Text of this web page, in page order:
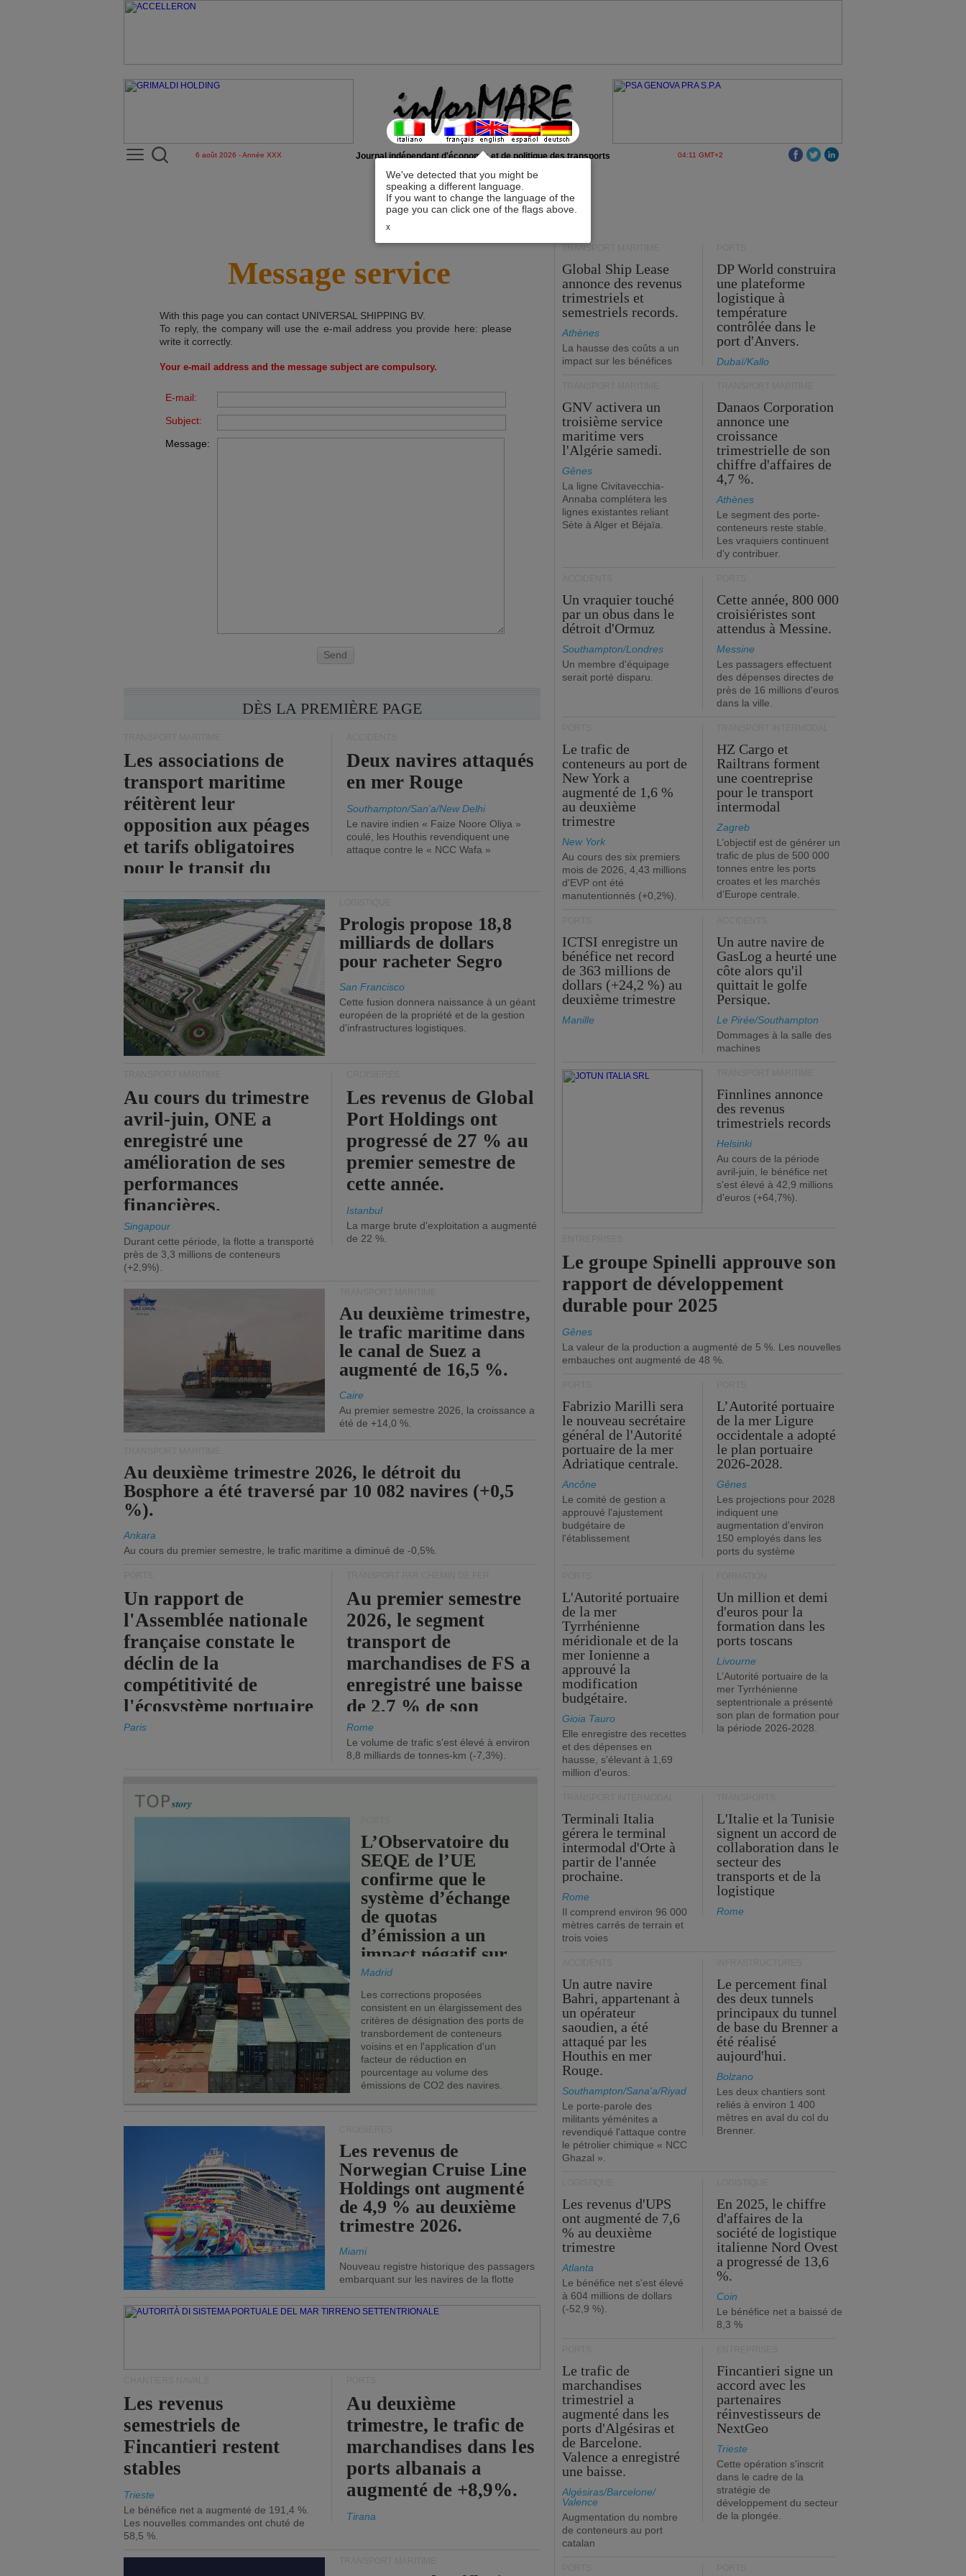
We've detected that you might be
speaking a different language.
If you want to change the language of the
page you can click one of the flags above.
x
6 août 2026 - Année XXX Journal indépendant d'économie et de politique des transports 04:11 GMT+2
Message service
With this page you can contact UNIVERSAL SHIPPING BV.
To reply, the company will use the e-mail address you provide here: please
write it correctly.
Your e-mail address and the message subject are compulsory.
E-mail:
Subject:
Message:
Send
DÈS LA PREMIÈRE PAGE
Les associations de
transport maritime
réitèrent leur
opposition aux péages
et tarifs obligatoires
pour le transit du
Deux navires attaqués
en mer Rouge
Southampton/San'a/New Delhi
Le navire indien « Faize Noore Oliya »
coulé, les Houthis revendiquent une
attaque contre le « NCC Wafa »
Prologis propose 18,8
milliards de dollars
pour racheter Segro
San Francisco
Cette fusion donnera naissance à un géant
européen de la propriété et de la gestion
d'infrastructures logistiques.
Au cours du trimestre
avril-juin, ONE a
enregistré une
amélioration de ses
performances
financières.
Singapour
Durant cette période, la flotte a transporté
près de 3,3 millions de conteneurs
(+2,9%).
Les revenus de Global
Port Holdings ont
progressé de 27 % au
premier semestre de
cette année.
Istanbul
La marge brute d'exploitation a augmenté
de 22 %.
Au deuxième trimestre,
le trafic maritime dans
le canal de Suez a
augmenté de 16,5 %.
Caire
Au premier semestre 2026, la croissance a
été de +14,0 %.
Au deuxième trimestre 2026, le détroit du
Bosphore a été traversé par 10 082 navires (+0,5
%).
Ankara
Au cours du premier semestre, le trafic maritime a diminué de -0,5%.
Un rapport de
l'Assemblée nationale
française constate le
déclin de la
compétitivité de
l'écosystème portuaire
de l'État.
Paris
Au premier semestre
2026, le segment
transport de
marchandises de FS a
enregistré une baisse
de 2,7 % de son
chiffre d'affaires
opérationnel.
Rome
Le volume de trafic s'est élevé à environ
8,8 milliards de tonnes-km (-7,3%).
L’Observatoire du
SEQE de l’UE
confirme que le
système d’échange
de quotas
d’émission a un
impact négatif sur
les ports de l’UE.
Madrid
Les corrections proposées
consistent en un élargissement des
critères de désignation des ports de
transbordement de conteneurs
voisins et en l'application d'un
facteur de réduction en
pourcentage au volume des
émissions de CO2 des navires.
Les revenus de
Norwegian Cruise Line
Holdings ont augmenté
de 4,9 % au deuxième
trimestre 2026.
Miami
Nouveau registre historique des passagers
embarquant sur les navires de la flotte
Les revenus
semestriels de
Fincantieri restent
stables
Trieste
Le bénéfice net a augmenté de 191,4 %.
Les nouvelles commandes ont chuté de
58,5 %.
Au deuxième
trimestre, le trafic de
marchandises dans les
ports albanais a
augmenté de +8,9%.
Tirana
TRANSPORT MARITIME
Global Ship Lease
annonce des revenus
trimestriels et
semestriels records.
Athènes
La hausse des coûts a un
impact sur les bénéfices
DP World construira
une plateforme
logistique à
température
contrôlée dans le
port d'Anvers.
Dubaï/Kallo
GNV activera un
troisième service
maritime vers
l'Algérie samedi.
Gênes
La ligne Civitavecchia-
Annaba complétera les
lignes existantes reliant
Sète à Alger et Béjaïa.
Danaos Corporation
annonce une
croissance
trimestrielle de son
chiffre d'affaires de
4,7 %.
Athènes
Le segment des porte-
conteneurs reste stable.
Les vraquiers continuent
d'y contribuer.
Un vraquier touché
par un obus dans le
détroit d'Ormuz
Southampton/Londres
Un membre d'équipage
serait porté disparu.
Cette année, 800 000
croisiéristes sont
attendus à Messine.
Messine
Les passagers effectuent
des dépenses directes de
près de 16 millions d'euros
dans la ville.
Le trafic de
conteneurs au port de
New York a
augmenté de 1,6 %
au deuxième
trimestre
New York
Au cours des six premiers
mois de 2026, 4,43 millions
d'EVP ont été
manutentionnés (+0,2%).
HZ Cargo et
Railtrans forment
une coentreprise
pour le transport
intermodal
Zagreb
L’objectif est de générer un
trafic de plus de 500 000
tonnes entre les ports
croates et les marchés
d’Europe centrale.
ICTSI enregistre un
bénéfice net record
de 363 millions de
dollars (+24,2 %) au
deuxième trimestre
Manille
Un autre navire de
GasLog a heurté une
côte alors qu'il
quittait le golfe
Persique.
Le Pirée/Southampton
Dommages à la salle des
machines
Finnlines annonce
des revenus
trimestriels records
Helsinki
Au cours de la période
avril-juin, le bénéfice net
s'est élevé à 42,9 millions
d'euros (+64,7%).
Le groupe Spinelli approuve son
rapport de développement
durable pour 2025
Gênes
La valeur de la production a augmenté de 5 %. Les nouvelles
embauches ont augmenté de 48 %.
Fabrizio Marilli sera
le nouveau secrétaire
général de l'Autorité
portuaire de la mer
Adriatique centrale.
Ancône
Le comité de gestion a
approuvé l'ajustement
budgétaire de
l'établissement
L’Autorité portuaire
de la mer Ligure
occidentale a adopté
le plan portuaire
2026-2028.
Gênes
Les projections pour 2028
indiquent une
augmentation d'environ
150 employés dans les
ports du système
L'Autorité portuaire
de la mer
Tyrrhénienne
méridionale et de la
mer Ionienne a
approuvé la
modification
budgétaire.
Gioia Tauro
Elle enregistre des recettes
et des dépenses en
hausse, s'élevant à 1,69
million d'euros.
Un million et demi
d'euros pour la
formation dans les
ports toscans
Livourne
L’Autorité portuaire de la
mer Tyrrhénienne
septentrionale a présenté
son plan de formation pour
la période 2026-2028.
Terminali Italia
gérera le terminal
intermodal d'Orte à
partir de l'année
prochaine.
Rome
Il comprend environ 96 000
mètres carrés de terrain et
trois voies
L'Italie et la Tunisie
signent un accord de
collaboration dans le
secteur des
transports et de la
logistique
Rome
Un autre navire
Bahri, appartenant à
un opérateur
saoudien, a été
attaqué par les
Houthis en mer
Rouge.
Southampton/Sana'a/Riyad
Le porte-parole des
militants yéménites a
revendiqué l'attaque contre
le pétrolier chimique « NCC
Ghazal ».
Le percement final
des deux tunnels
principaux du tunnel
de base du Brenner a
été réalisé
aujourd'hui.
Bolzano
Les deux chantiers sont
reliés à environ 1 400
mètres en aval du col du
Brenner.
Les revenus d'UPS
ont augmenté de 7,6
% au deuxième
trimestre
Atlanta
Le bénéfice net s'est élevé
à 604 millions de dollars
(-52,9 %).
En 2025, le chiffre
d'affaires de la
société de logistique
italienne Nord Ovest
a progressé de 13,6
%.
Coin
Le bénéfice net a baissé de
8,3 %
Le trafic de
marchandises
trimestriel a
augmenté dans les
ports d'Algésiras et
de Barcelone.
Valence a enregistré
une baisse.
Algésiras/Barcelone/
Valence
Augmentation du nombre
de conteneurs au port
catalan
Fincantieri signe un
accord avec les
partenaires
réinvestisseurs de
NextGeo
Trieste
Cette opération s'inscrit
dans le cadre de la
stratégie de
développement du secteur
de la plongée.